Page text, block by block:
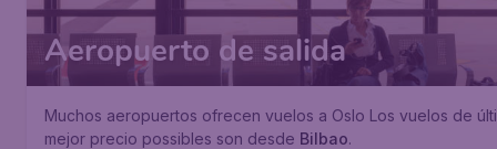
Aeropuerto de salida
Muchos aeropuertos ofrecen vuelos a Oslo Los vuelos de
mejor precio possibles son desde Bilbao.